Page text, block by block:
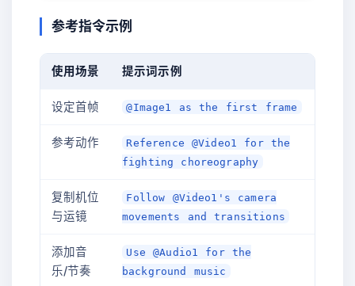
参考指令示例
使用场景 提示词示例
设定首帧 @Image1 as the first frame
参考动作
Reference @Video1 for the
fighting choreography
复制机位
与运镜
Follow @Video1's camera
movements and transitions
添加音
乐/节奏
Use @Audio1 for the
background music